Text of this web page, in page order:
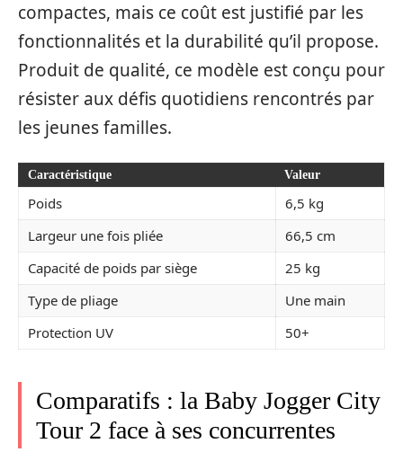
compactes, mais ce coût est justifié par les
fonctionnalités et la durabilité qu’il propose.
Produit de qualité, ce modèle est conçu pour
résister aux défis quotidiens rencontrés par
les jeunes familles.
Caractéristique Valeur
Poids
6,5 kg
Largeur une fois pliée
66,5 cm
Capacité de poids par siège
25 kg
Type de pliage
Une main
Protection UV
50+
Comparatifs : la Baby Jogger City
Tour 2 face à ses concurrentes